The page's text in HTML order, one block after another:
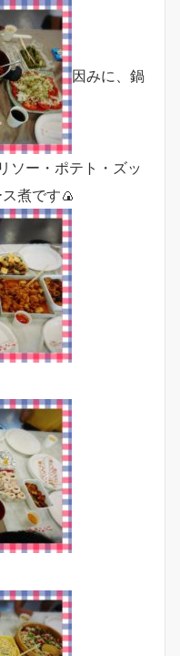
因みに、鍋
ソー・ポテト・ズッ
煮です🍙